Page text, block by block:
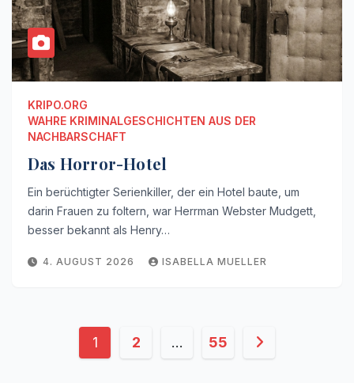
KRIPO.ORG
WAHRE KRIMINALGESCHICHTEN AUS DER
NACHBARSCHAFT
Das Horror-Hotel
Ein berüchtigter Serienkiller, der ein Hotel baute, um
darin Frauen zu foltern, war Herrman Webster Mudgett,
besser bekannt als Henry…
4. AUGUST 2026 ISABELLA MUELLER
Seitennummerierung
1 2 … 55